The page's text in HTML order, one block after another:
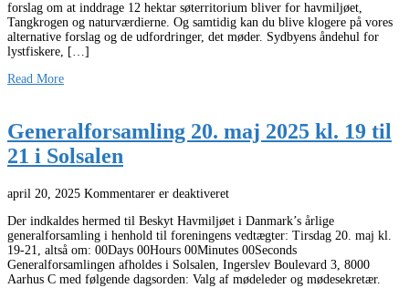
forslag om at inddrage 12 hektar søterritorium bliver for havmiljøet,
Tangkrogen og naturværdierne. Og samtidig kan du blive klogere på vores
alternative forslag og de udfordringer, det møder. Sydbyens åndehul for
lystfiskere, […]
Read More
Generalforsamling 20. maj 2025 kl. 19 til
21 i Solsalen
april 20, 2025 Kommentarer er deaktiveret
Der indkaldes hermed til Beskyt Havmiljøet i Danmark’s årlige
generalforsamling i henhold til foreningens vedtægter: Tirsdag 20. maj kl.
19-21, altså om: 00Days 00Hours 00Minutes 00Seconds
Generalforsamlingen afholdes i Solsalen, Ingerslev Boulevard 3, 8000
Aarhus C med følgende dagsorden: Valg af mødeleder og mødesekretær.